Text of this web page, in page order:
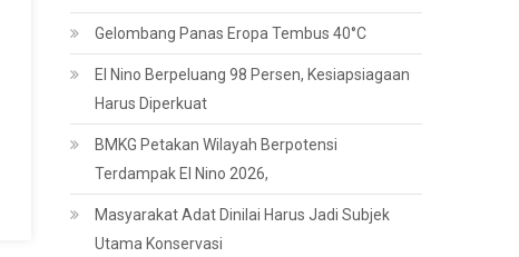
Gelombang Panas Eropa Tembus 40°C
El Nino Berpeluang 98 Persen, Kesiapsiagaan
Harus Diperkuat
BMKG Petakan Wilayah Berpotensi
Terdampak El Nino 2026,
Masyarakat Adat Dinilai Harus Jadi Subjek
Utama Konservasi